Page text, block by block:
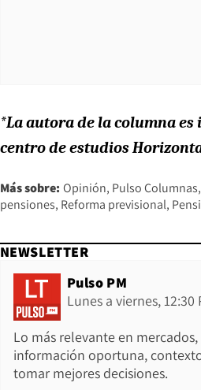
*La autora de la columna
centro de estudios
Más sobre: Opinión Pulso Columnas
pensiones Reforma previsional
NEWSLETTER
Pulso PM
Lunes a viernes, 12:30
Lo más relevante en
información oportuna,
tomar mejores decisiones.